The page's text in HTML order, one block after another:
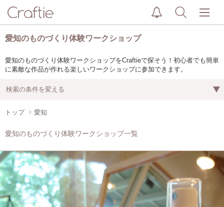
愛知のものづくり体験ワークショップ
愛知のものづくり体験ワークショップをCraftieで探そう！初心者でも簡単
に素敵な作品が作れる楽しいワークショップに参加できます。
検索の条件を変える
トップ 愛知
愛知のものづくり体験ワークショップ一覧